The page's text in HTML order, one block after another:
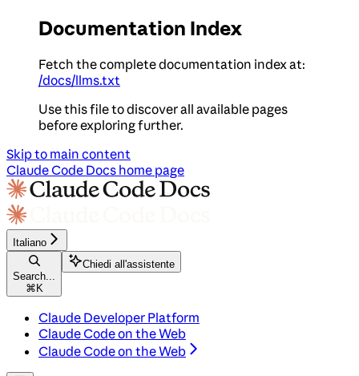
Documentation Index
Fetch the complete documentation index at:
/docs/llms.txt
Use this file to discover all available pages
before exploring further.
Skip to main content
Claude Code Docs home page
Italiano
Search...
⌘ K
Chiedi all'assistente
Claude Developer Platform
Claude Code on the Web
Claude Code on the Web